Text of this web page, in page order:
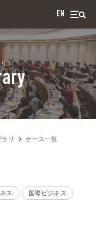
EN
リ ケース一覧
ス 国際ビジネス